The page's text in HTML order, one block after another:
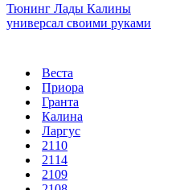
Тюнинг Лады Калины
универсал своими руками
Веста
Приора
Гранта
Калина
Ларгус
2110
2114
2109